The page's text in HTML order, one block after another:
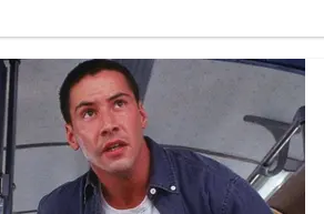
अधिकारी...
rexpress 503